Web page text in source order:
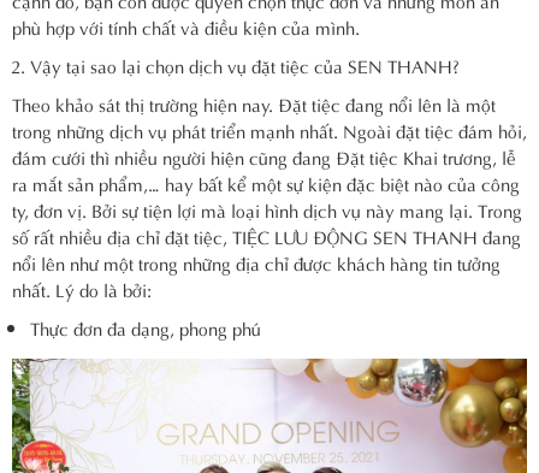
phù hợp với tính chất và điều kiện của mình.
Vậy tại sao lại chọn dịch vụ đặt tiệc của SEN THANH?
Theo khảo sát thị trường hiện nay. Đặt tiệc đang nổi lên là một
trong những dịch vụ phát triển mạnh nhất. Ngoài đặt tiệc đám hỏi,
đám cưới thì nhiều người hiện cũng đang Đặt tiệc Khai trương, lễ
ra mắt sản phẩm,… hay bất kể một sự kiện đặc biệt nào của công
ty, đơn vị. Bởi sự tiện lợi mà loại hình dịch vụ này mang lại. Trong
số rất nhiều địa chỉ đặt tiệc, TIỆC LƯU ĐỘNG SEN THANH đang
nổi lên như một trong những địa chỉ được khách hàng tin tưởng
nhất. Lý do là bởi:
Thực đơn đa dạng, phong phú